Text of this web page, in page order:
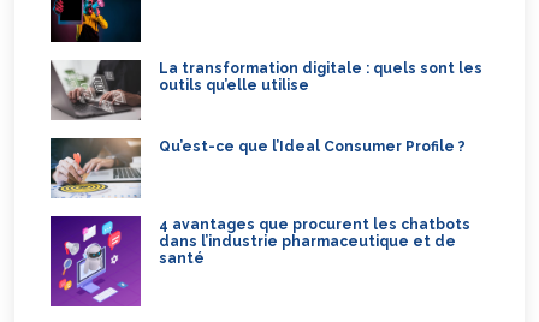
La transformation digitale : quels sont les
outils qu’elle utilise
Qu’est-ce que l’Ideal Consumer Profile ?
4 avantages que procurent les chatbots
dans l’industrie pharmaceutique et de
santé